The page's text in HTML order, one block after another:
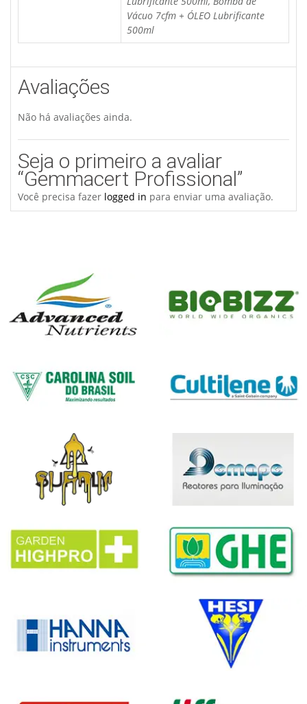
Vácuo 7cfm + ÓLEO Lubrificante
500ml
Avaliações
Não há avaliações ainda.
Seja o primeiro a avaliar
“Gemmacert Profissional”
Você precisa fazer logged in para enviar uma avaliação.